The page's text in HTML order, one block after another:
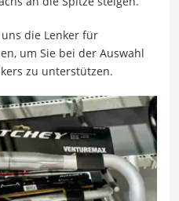
die Lenker für
um Sie bei der Auswahl
zu unterstützen.